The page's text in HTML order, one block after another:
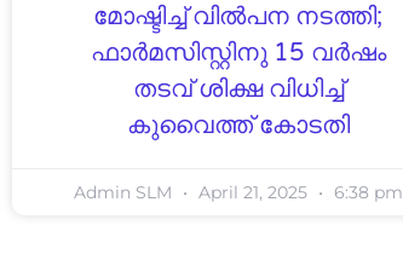
മോഷ്ടിച്ച് വിൽപന നടത്തി;
ഫാർമസിസ്റ്റിനു 15 വർഷം
തടവ് ശിക്ഷ വിധിച്ച്
കുവൈത്ത് കോടതി
Admin SLM April 21, 2025 6:38 pm